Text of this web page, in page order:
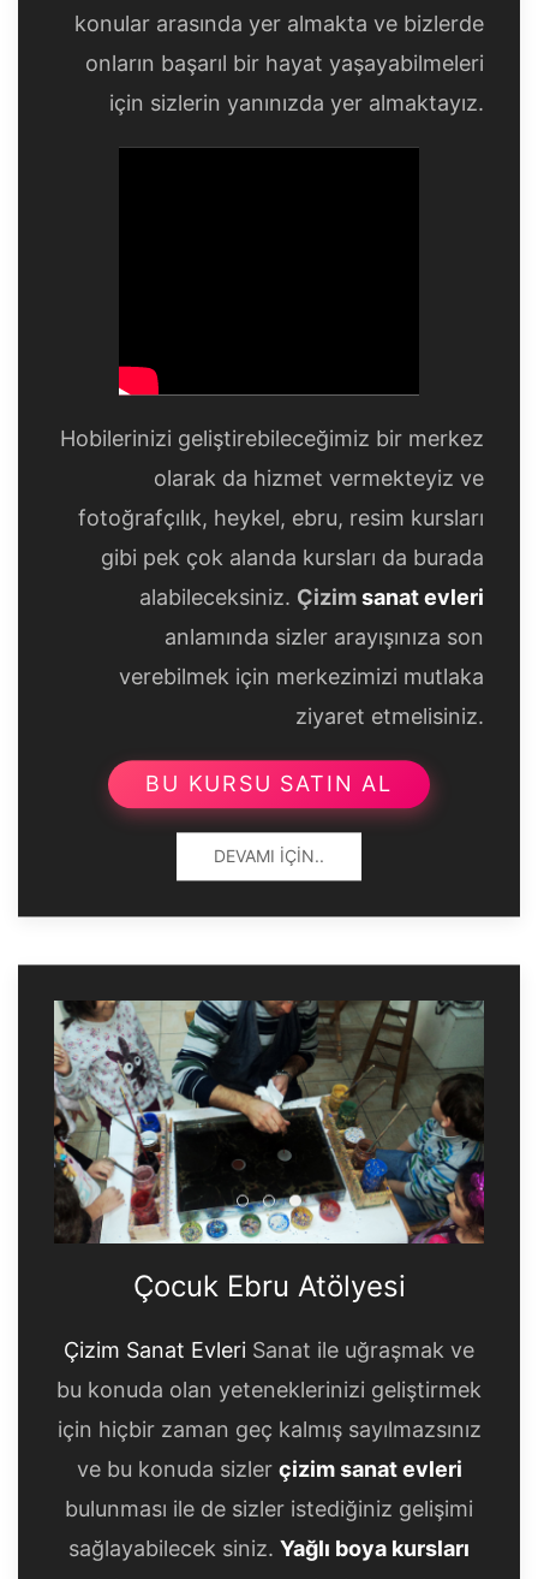
konular arasında yer almakta ve bizlerde
onların başarıl bir hayat yaşayabilmeleri
için sizlerin yanınızda yer almaktayız.
Hobilerinizi geliştirebileceğimiz bir merkez
olarak da hizmet vermekteyiz ve
fotoğrafçılık, heykel, ebru, resim kursları
gibi pek çok alanda kursları da burada
alabileceksiniz. Çizimsanat evleri
anlamında sizler arayışınıza son
verebilmek için merkezimizi mutlaka
ziyaret etmelisiniz.
BU KURSU SATIN AL
DEVAMI İÇIN..
Çocuk Ebru Atölyesi
Çocuk Ebru Atölyesi
Çocuk Ebru Atölyesi
Çocuk Ebru Atölyesi
Çizim Sanat Evleri Sanat ile uğraşmak ve
bu konuda olan yeteneklerinizi geliştirmek
için hiçbir zaman geç kalmış sayılmazsınız
ve bu konuda sizler çizim sanat evleri
bulunması ile de sizler istediğiniz gelişimi
sağlayabilecek siniz. Yağlı boya kursları